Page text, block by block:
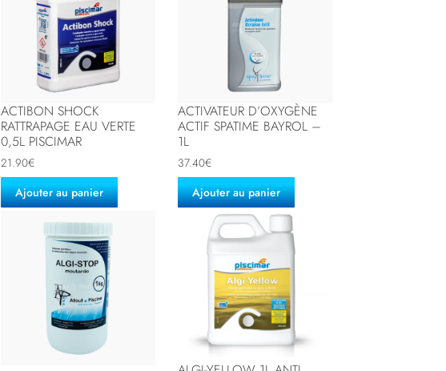
ACTIBON SHOCK
RATTRAPAGE EAU VERTE
0,5L PISCIMAR
21.90€
Ajouter au panier
ACTIVATEUR D’OXYGÈNE
ACTIF SPATIME BAYROL –
1L
37.40€
Ajouter au panier